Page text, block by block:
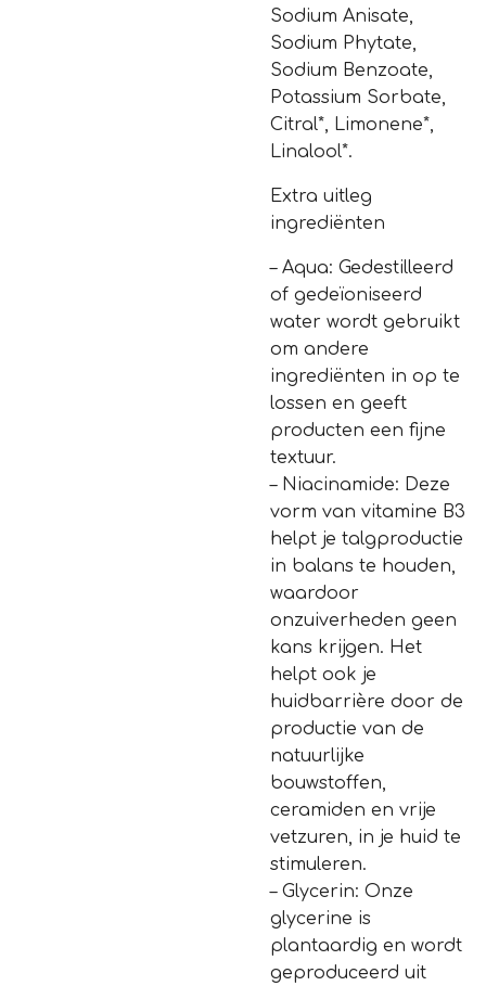
Sodium Anisate,
Sodium Phytate,
Sodium Benzoate,
Potassium Sorbate,
Citral*, Limonene*,
Linalool*.
Extra uitleg
ingrediënten
– Aqua: Gedestilleerd
of gedeïoniseerd
water wordt gebruikt
om andere
ingrediënten in op te
lossen en geeft
producten een fijne
textuur.
– Niacinamide: Deze
vorm van vitamine B3
helpt je talgproductie
in balans te houden,
waardoor
onzuiverheden geen
kans krijgen. Het
helpt ook je
huidbarrière door de
productie van de
natuurlijke
bouwstoffen,
ceramiden en vrije
vetzuren, in je huid te
stimuleren.
– Glycerin: Onze
glycerine is
plantaardig en wordt
geproduceerd uit